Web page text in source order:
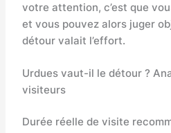
votre attention, c’est que
et vous pouvez alors juger
détour valait l’effort.
Urdues vaut-il le détour ?
visiteurs
Durée réelle de visite